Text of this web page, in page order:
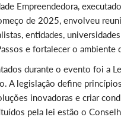
Empreendedora,
de 2025, envolveu
entidades,
e fortalecer o ambiente
durante o evento foi a
A legislação define
inovadoras e criar
pela lei estão o